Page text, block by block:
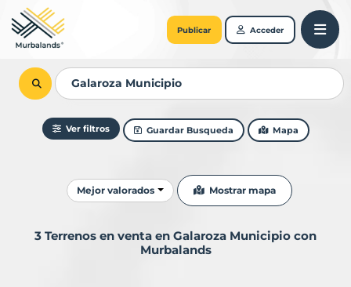
Publicar Acceder
Ver filtros Guardar Busqueda Mapa
Ordenar resultados
Mejor valorados Mostrar mapa
3 Terrenos en venta en Galaroza Municipio con
Murbalands